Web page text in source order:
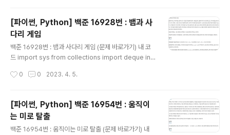
STORY WHERE DATE_FORMAT(START_DATE,'%
Y-%m') BETWEEN '2022-08' AND '2022-10' GR
OUP BY CAR_ID HAVING COUNT(CAR_ID) >= 5 )
AND DATE_FORMAT(START_DATE,'%Y-%m') BE
[파이썬, Python] 백준 16928번 : 뱀과 사
다리 게임
백준 16928번 : 뱀과 사다리 게임 (문제 바로가기) 내 코
드 import sys from collections import deque inp
t()) # N: 사다리의 개수, M: 뱀의 개수 board = [0] * 10
y # 사다리와 뱀의 위치를 저장 visited = [0] * 101 # 방
문 여부를 저장할 리스트 queue = deque([1]) # 시작점
while queue: x = queue.popleft() if x == 100: #
0 0 2023. 4. 5.
[파이썬, Python] 백준 16954번 : 움직이
는 미로 탈출
백준 16954번 : 움직이는 미로 탈출 (문제 바로가기) 내